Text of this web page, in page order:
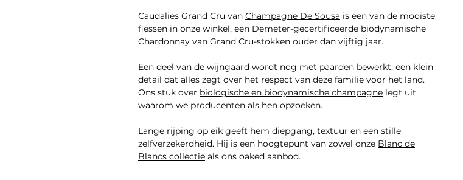
Caudalies Grand Cru van Champagne De Sousa is een van de mooiste
flessen in onze winkel, een Demeter-gecertificeerde biodynamische
Chardonnay van Grand Cru-stokken ouder dan vijftig jaar.
Een deel van de wijngaard wordt nog met paarden bewerkt, een klein
detail dat alles zegt over het respect van deze familie voor het land.
Ons stuk over biologische en biodynamische champagne legt uit
waarom we producenten als hen opzoeken.
Lange rijping op eik geeft hem diepgang, textuur en een stille
zelfverzekerdheid. Hij is een hoogtepunt van zowel onze Blanc de
Blancs collectie als ons oaked aanbod.